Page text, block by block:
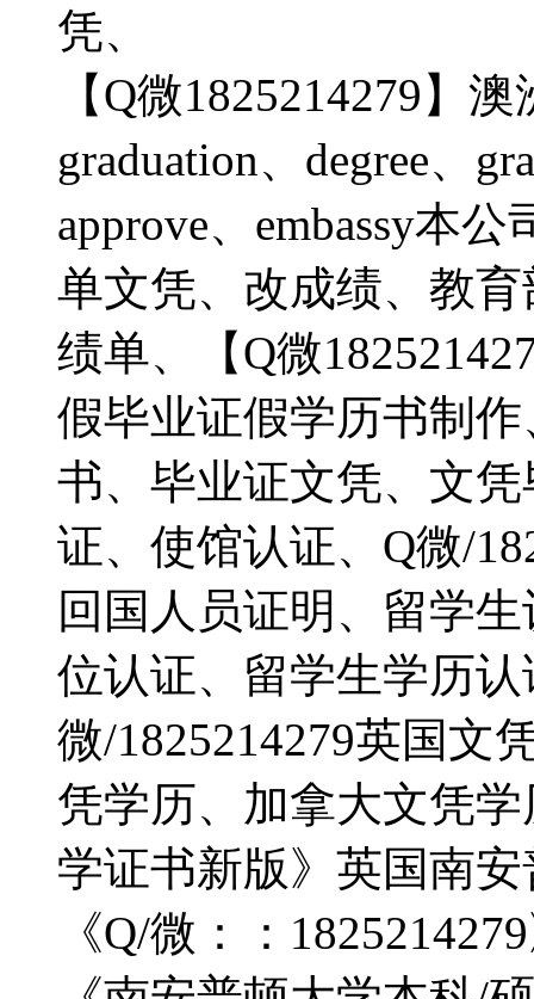
凭、
【Q微1825214279】
graduation、degree、
approve、embassy本
单文凭、改成绩、教
绩单、【Q微
假毕业证假学历书制
书、毕业证文凭、文
证、使馆认证、Q微/
回国人员证明、留学
位认证、留学生学历
微/1825214279英国文
凭学历、加拿大文凭
学证书新版》英国南
《Q/微：：